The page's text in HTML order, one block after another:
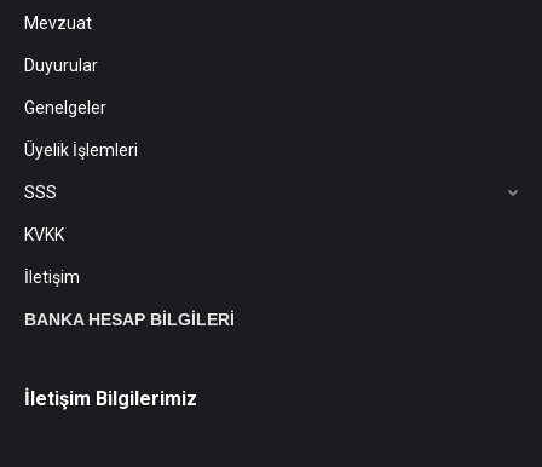
Mevzuat
Duyurular
Genelgeler
Üyelik İşlemleri
SSS
KVKK
İletişim
BANKA HESAP BİLGİLERİ
İletişim Bilgilerimiz